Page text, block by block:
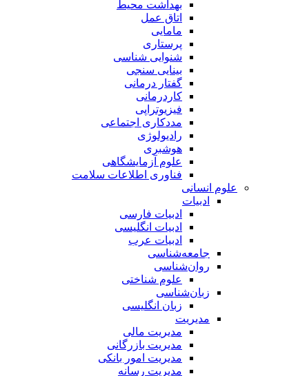
بهداشت محیط
اتاق عمل
مامایی
پرستاری
شنوایی شناسی
بینایی سنجی
گفتار درمانی
کاردرمانی
فیزیوتراپی
مددکاری اجتماعی
رادیولوژی
هوشبری
علوم آزمایشگاهی
فناوری اطلاعات سلامت
علوم انسانی
ادبیات
ادبیات فارسی
ادبیات انگلیسی
ادبیات عرب
جامعه‌شناسی
روان‌شناسی
علوم شناختی
زبان‌شناسی
زبان انگلیسی
مدیریت
مدیریت مالی
مدیریت بازرگانی
مدیریت امور بانکی
مدیریت رسانه